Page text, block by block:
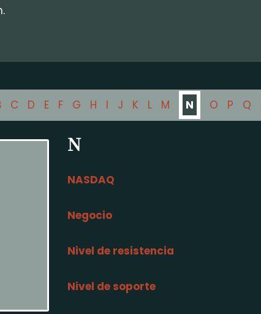
C D E F G H I J K L M N O P Q
N
NASDAQ
Negocio
Nivel de resistencia
Nivel de soporte